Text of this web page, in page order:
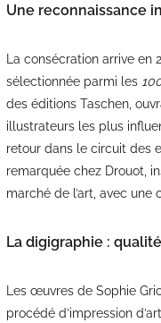
Une reconnaissance
La consécration arrive en
sélectionnée parmi les
des éditions Taschen,
illustrateurs les plus
retour dans le circuit des
remarquée chez Drouot,
marché de l’art, avec une
La digigraphie :
Les œuvres de Sophie
procédé d’impression